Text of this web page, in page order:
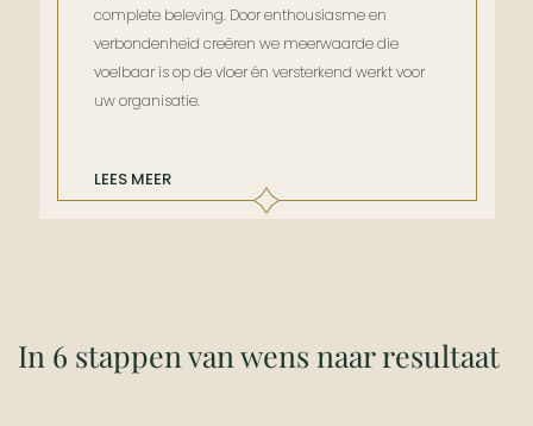
complete beleving. Door enthousiasme en
verbondenheid creëren we meerwaarde die
voelbaar is op de vloer én versterkend werkt voor
uw organisatie.
LEES MEER
In 6 stappen van wens naar resultaat